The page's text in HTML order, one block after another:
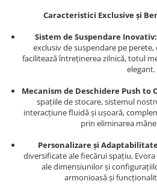
Caracteristici Exclusive și
Sistem de Suspendare Inovativ:
exclusiv de suspendare pe
facilitează întreținerea zilnică, totul
elegant.
Mecanism de Deschidere Push to
spațiile de stocare, sistemul
interacțiune fluidă și ușoară,
prin eliminarea
Personalizare și
diversificate ale fiecărui spațiu,
ale dimensiunilor și
armonioasă și